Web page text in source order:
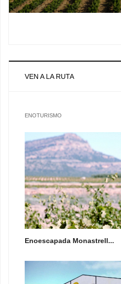
VEN A LA RUTA
ENOTURISMO
Enoescapada Monastrell...